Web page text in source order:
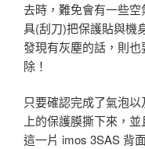
去時，難免會有一些
具(刮刀)把保護貼與機
發現有灰塵的話，則
除！
只要確認完成了氣泡
上的保護膜撕下來，
這一片 imos 3SAS 背